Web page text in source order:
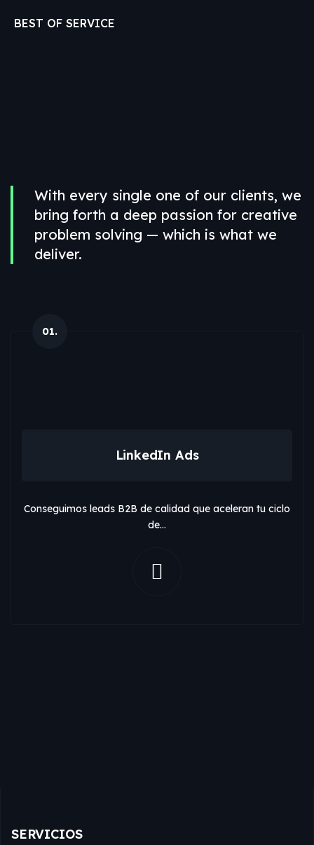
BEST OF SERVICE
Solutions&Services
With every single one of our clients, we
bring forth a deep passion for creative
problem solving — which is what we
deliver.
01.
LinkedIn Ads
Conseguimos leads B2B de calidad que aceleran tu ciclo
de…
SERVICIOS